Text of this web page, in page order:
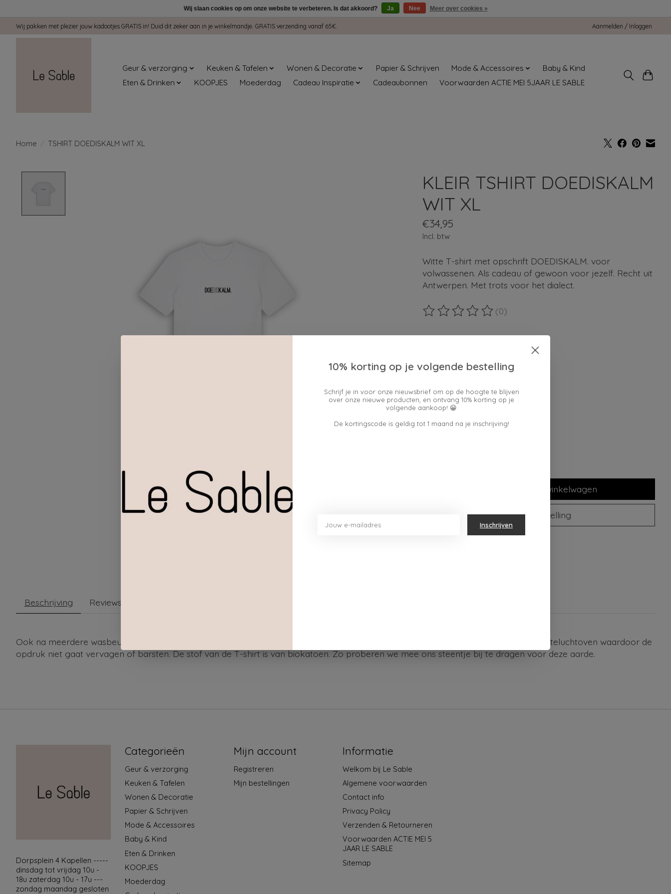
Wij pakken met plezier jouw kadootjes GRATIS in! Duid dit zeker aan in je winkelmandje. GRATIS verzending vanaf 65€. Aanmelden / Inloggen
Geur & verzorging Keuken & Tafelen Wonen & Decoratie Papier & Schrijven Mode & Accessoires
Baby & Kind
Eten & Drinken
KOOPJES Moederdag Cadeau Inspiratie Cadeaubonnen Voorwaarden ACTIE MEI 5JAAR LE SABLE
Home / TSHIRT DOEDISKALM WIT XL
KLEIR TSHIRT DOEDISKALM
WIT XL
€34,95
Incl. btw
Witte T-shirt met opschrift DOEDISKALM. voor
volwassenen. Als cadeau of gewoon voor jezelf. Recht uit
Antwerpen. Met trots voor het dialect.
De beoordeling van dit product is
(0)
cadeauverpakking:
Toevoegen aan winkelwagen
Plaats bestelling
Beschrijving Reviews (0)
Ook na meerdere wasbeurten blijft de opdruk en de pasvorm van deze T-shirt hetzelfde. We maken gebruik van zeefdruk en een heteluchtoven waardoor de
opdruk niet gaat vervagen of barsten. De stof van de T-shirt is van biokatoen. Zo proberen we mee ons steentje bij te dragen voor deze aarde.
Dorpsplein 4 Kapellen -----
dinsdag tot vrijdag 10u -
18u zaterdag 10u - 17u ---
zondag maandag gesloten
Categorieën
Geur & verzorging
Keuken & Tafelen
Wonen & Decoratie
Papier & Schrijven
Mode & Accessoires
Baby & Kind
Eten & Drinken
KOOPJES
Moederdag
Mijn account
Registreren
Mijn bestellingen
Informatie
Welkom bij Le Sable
Algemene voorwaarden
Contact info
Privacy Policy
Verzenden & Retourneren
Voorwaarden ACTIE MEI 5
JAAR LE SABLE
Sitemap
Wij slaan cookies op om onze website te verbeteren. Is dat akkoord? Ja Nee Meer over cookies »
10% korting op je volgende bestelling
Schrijf je in voor onze nieuwsbrief om op de hoogte te blijven
over onze nieuwe producten, en ontvang 10% korting op je
volgende aankoop! 😀
De kortingscode is geldig tot 1 maand na je inschrijving!
Inschrijven